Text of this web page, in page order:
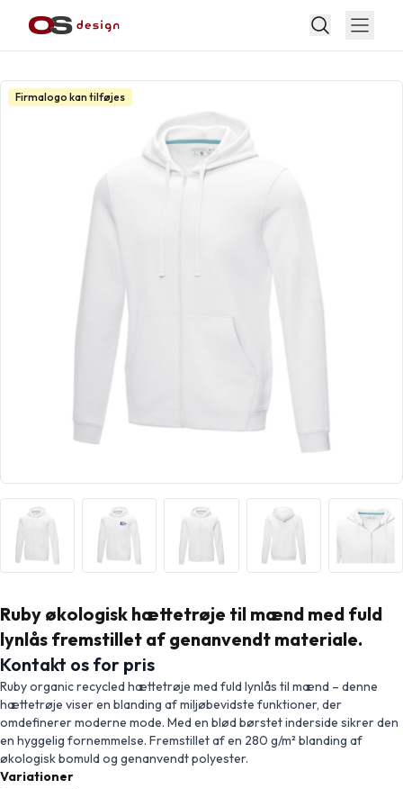
Firmalogo kan tilføjes
Ruby økologisk hættetrøje til mænd med fuld
lynlås fremstillet af genanvendt materiale.
Kontakt os for pris
Ruby organic recycled hættetrøje med fuld lynlås til mænd – denne
hættetrøje viser en blanding af miljøbevidste funktioner, der
omdefinerer moderne mode. Med en blød børstet inderside sikrer den
en hyggelig fornemmelse. Fremstillet af en 280 g/m² blanding af
økologisk bomuld og genanvendt polyester.
Variationer